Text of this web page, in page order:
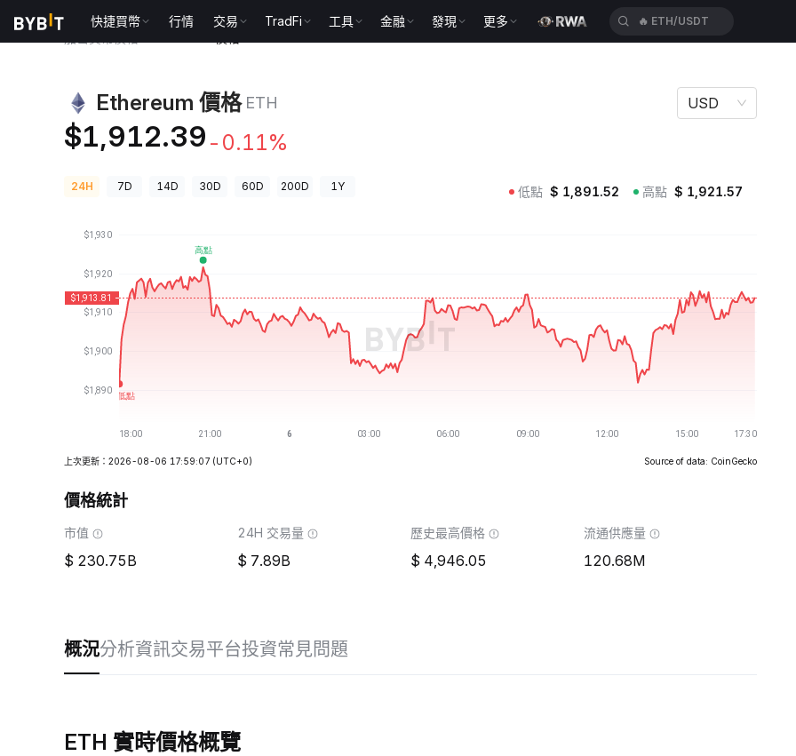
快捷買幣 行情 交易 TradFi 工具 金融 發現 更多 🔥 HEIUSDT
Ethereum 價格 ETH
$1,912.39 -0.11%
USD
24H 7D 14D 30D 60D 200D 1Y 低點 $ 1,891.52 高點 $ 1,921.57
上次更新：2026-08-06 17:59:07 (UTC+0) Source of data: CoinGecko
價格統計
市值
230.75B
24H 交易量
7.89B
歷史最高價格
4,946.05
流通供應量
120.68M
概況分析資訊交易平台投資常見問題
ETH 實時價格概覽